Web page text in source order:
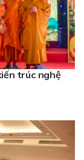
trúc nghệ